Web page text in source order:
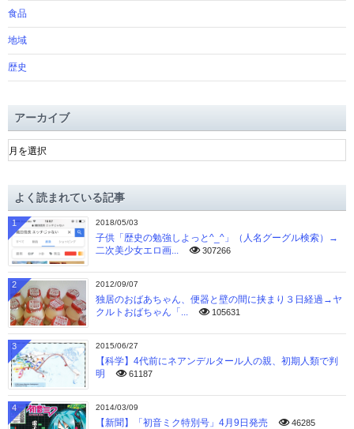
食品
地域
歴史
アーカイブ
ア
ー
ブよく読まれている記事
2018/05/03
子供「歴史の勉強しよっと^_^」（人名グーグル検索）→
二次美少女エロ画...
307266
1
2012/09/07
独居のおばあちゃん、便器と壁の間に挟まり３日経過→ヤ
クルトおばちゃん「...
105631
2
2015/06/27
【科学】4代前にネアンデルタール人の親、初期人類で判
明
61187
3
2014/03/09
【新聞】「初音ミク特別号」4月9日発売 46285
4